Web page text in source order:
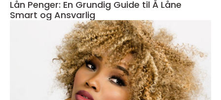
Lån Penger: En Grundig Guide til Å Låne
Smart og Ansvarlig